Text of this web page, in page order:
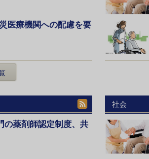
医療機関への配慮を要
の薬剤師認定制度、共
社会